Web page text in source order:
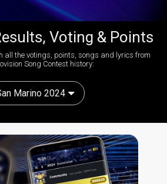
Voting & Points
all the votings, points, songs and lyrics from
Song Contest history:
Marino 2024